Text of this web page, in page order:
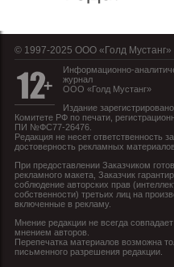
© 1997-2025 OOO «Голд Мустанг»
Информационно-
журнал
ООО «Голд Мустанг»
Издание
Комитете РФ по печати,
ПИ №ФС77-26476.
Редакция не несет ответственность за
достоверность рекламных
При предоставлении Заказчиком
рекламного макета, Заказчик
соблюдение авторских прав
собственности) третьих лиц на
включенные в рекламу.
Мнение редакции не всегда совпадает
мнением авторов.
Перепечатка материалов возможна
письменного разрешения редакции.